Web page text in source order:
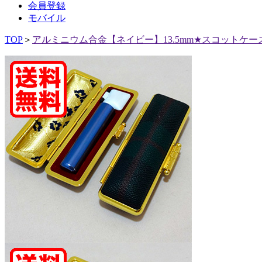
会員登録
モバイル
TOP ＞ アルミニウム合金【ネイビー】13.5mm★スコットケ